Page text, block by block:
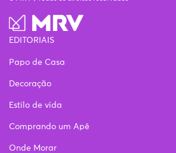
EDITORIAIS
Papo de Casa
Decoração
Estilo de vida
Comprando um Apê
Onde Morar